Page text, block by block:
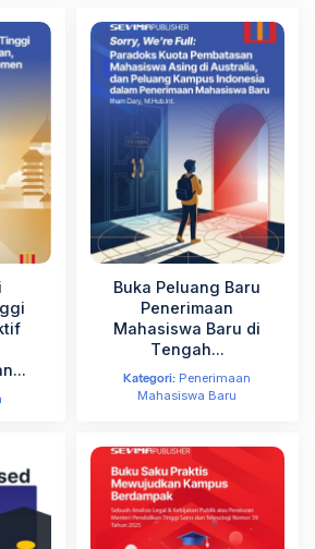
*
Tinggi*
Buka Peluang Baru
Penerimaan
Mahasiswa Baru di
Tengah...
Kategori: Penerimaan
Mahasiswa Baru